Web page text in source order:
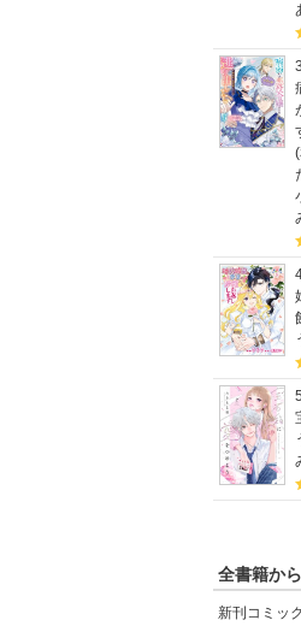
全書籍か
新刊コミッ